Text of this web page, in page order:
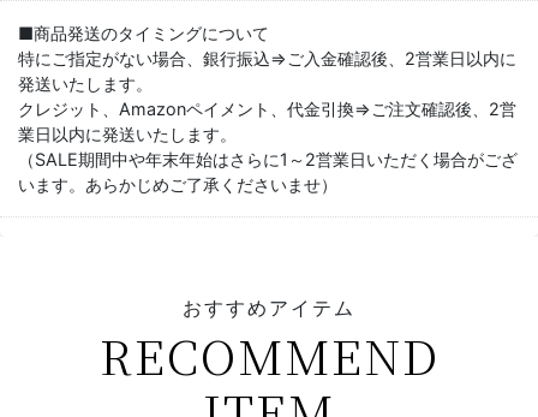
■商品発送のタイミングについて
特にご指定がない場合、銀行振込⇒ご入金確認後、2営業日以内に
発送いたします。
クレジット、Amazonペイメント、代金引換⇒ご注文確認後、2営
業日以内に発送いたします。
（SALE期間中や年末年始はさらに1～2営業日いただく場合がござ
います。あらかじめご了承くださいませ）
おすすめアイテム
RECOMMEND